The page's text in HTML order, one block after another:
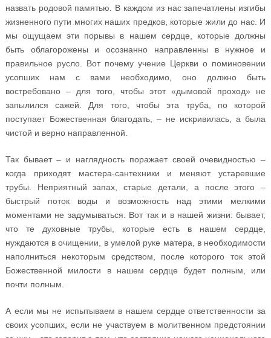
назвать родовой памятью. В каждом из нас запечатлены изгибы
жизненного пути многих наших предков, которые жили до нас. И
мы ощущаем эти порывы в нашем сердце, которые должны
быть облагорожены и осознанно направленны в нужное и
правильное русло. Вот почему учение Церкви о поминовении
усопших нам с вами необходимо, оно должно быть
востребовано – для того, чтобы этот «дымовой проход» не
запылился сажей. Для того, чтобы эта труба, по которой
поступает Божественная благодать, – не искривилась, а была
чистой и верно направленной.
Так бывает – и наглядность поражает своей очевидностью –
когда приходят мастера-сантехники и меняют устаревшие
трубы. Неприятный запах, старые детали, а после этого –
быстрый поток воды и возможность над этими мелкими
моментами не задумываться. Вот так и в нашей жизни: бывает,
что те духовные трубы, которые есть в нашем сердце,
нуждаются в очищении, в умелой руке матера, в необходимости
наполниться некоторым средством, после которого ток этой
Божественной милости в нашем сердце будет полным, или
почти полным.
А если мы не испытываем в нашем сердце ответственности за
своих усопших, если не участвуем в молитвенном предстоянии